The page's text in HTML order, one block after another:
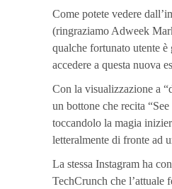
Come potete vedere
(ringraziamo Adweek
qualche fortunato utente è
accedere a questa nuova
Con la visualizzazione a
un bottone che recita
toccandolo la magia
letteralmente di fronte ad
La stessa Instagram ha
TechCrunch che l’attuale